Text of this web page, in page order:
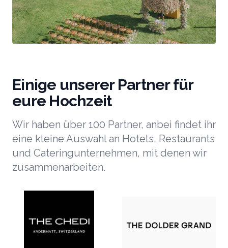
Einige unserer Partner für
eure Hochzeit
Wir haben über 100 Partner, anbei findet ihr
eine kleine Auswahl an Hotels, Restaurants
und Cateringunternehmen, mit denen wir
zusammenarbeiten.